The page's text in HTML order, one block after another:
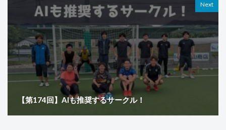
Next
【第174回】AIも推奨するサークル！